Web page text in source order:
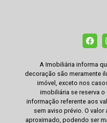
A Imobiliária informa
decoração são meramente
imóvel, exceto nos
imobiliária se reserva
informação referente aos
sem aviso prévio. O
aproximado, podendo ser